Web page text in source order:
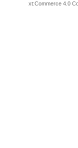
xt:Commerce 4.0